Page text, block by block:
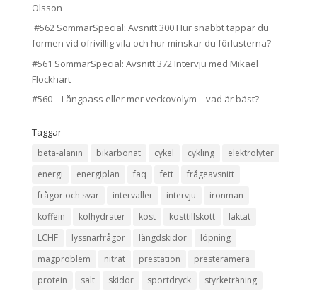
Olsson
#562 SommarSpecial: Avsnitt 300 Hur snabbt tappar du
formen vid ofrivillig vila och hur minskar du förlusterna?
#561 SommarSpecial: Avsnitt 372 Intervju med Mikael
Flockhart
#560 – Långpass eller mer veckovolym – vad är bäst?
Taggar
beta-alanin bikarbonat cykel cykling
elektrolyter
energi
energiplan faq fett
frågeavsnitt
frågor och svar
intervaller intervju
ironman
koffein
kolhydrater kost kosttillskott
laktat
LCHF
lyssnarfrågor längdskidor
löpning
magproblem
nitrat prestation
presteramera
protein
salt skidor sportdryck styrketräning